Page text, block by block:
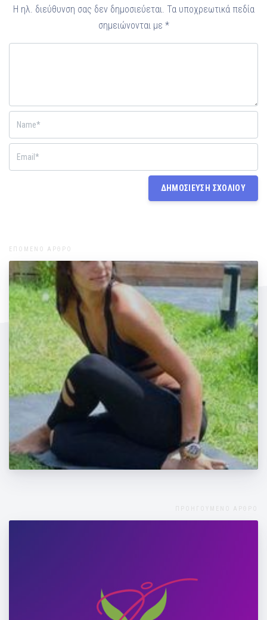
Η ηλ. διεύθυνση σας δεν δημοσιεύεται. Τα υποχρεωτικά πεδία
σημειώνονται με *
ΕΠΟΜΕΝΟ ΑΡΘΡΟ
"Προτιμώ μια γυναίκα με πιασίματα παρά
μια γυμνασμένη που να θυμίζει άντρα"
ΠΡΟΗΓΟΥΜΕΝΟ ΑΡΘΡΟ